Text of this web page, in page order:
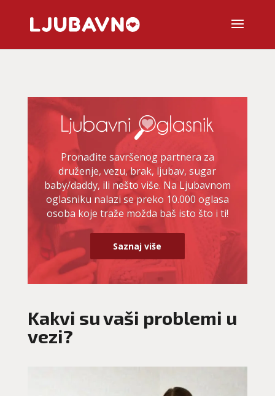
Pronađite savršenog partnera za
druženje, vezu, brak, ljubav, sugar
baby/daddy, ili nešto više. Na Ljubavnom
oglasniku nalazi se preko 10.000 oglasa
osoba koje traže možda baš isto što i ti!
Saznaj više
Kakvi su vaši problemi u
vezi?